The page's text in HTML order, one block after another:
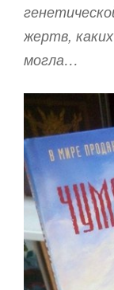
жертв,
могла…